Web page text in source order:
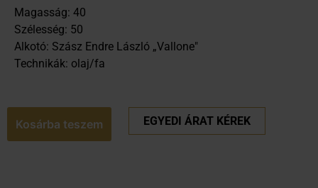
Magasság: 40
Szélesség: 50
Alkotó: Szász Endre László „Vallone"
Technikák: olaj/fa
Kosárba teszem EGYEDI ÁRAT KÉREK